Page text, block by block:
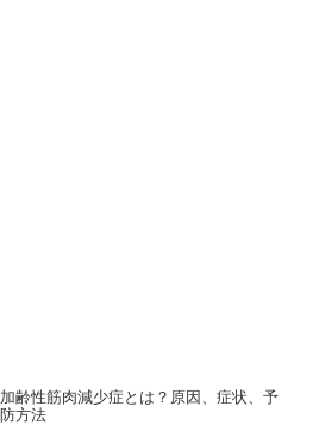
加齢性筋肉減少症とは？原因、症状、予
防方法